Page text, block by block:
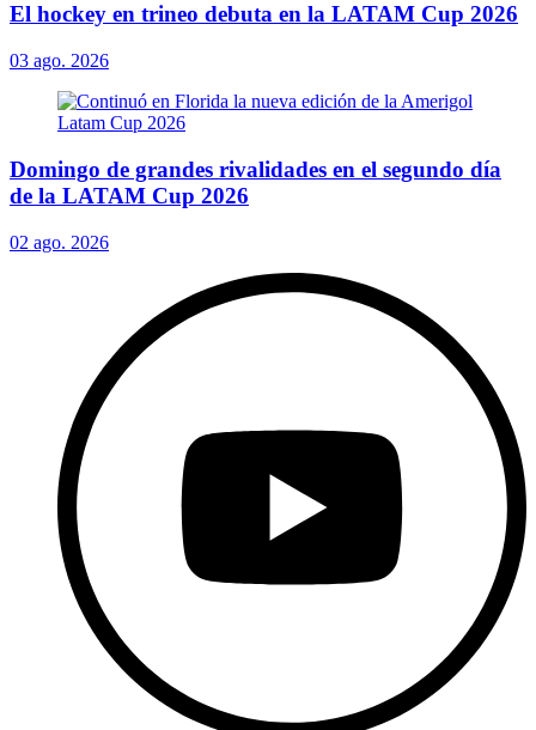
El hockey en trineo debuta en la LATAM Cup 2026
03 ago. 2026
Domingo de grandes rivalidades en el segundo día
de la LATAM Cup 2026
02 ago. 2026